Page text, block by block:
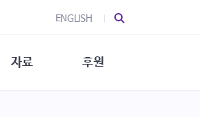
ENGLISH
자료 후원